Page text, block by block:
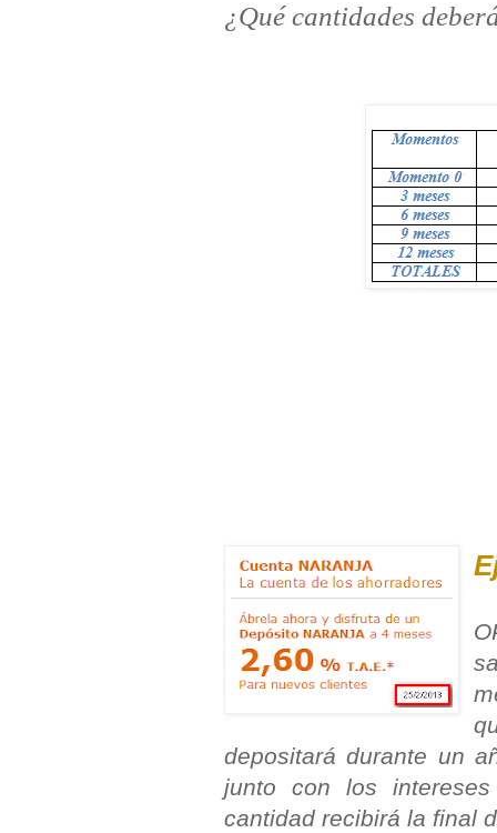
¿Qué cantidades
depositará durante un
junto con los
cantidad recibirá la final